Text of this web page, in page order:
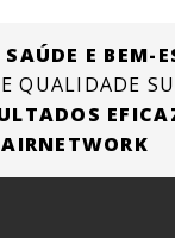
E BEM-
QUALIDADE